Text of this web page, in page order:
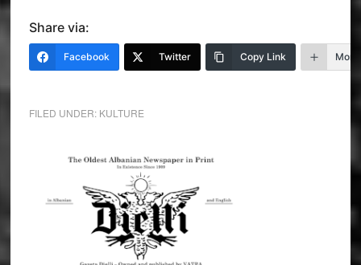
Share via:
Facebook Twitter Copy Link More
FILED UNDER: KULTURE